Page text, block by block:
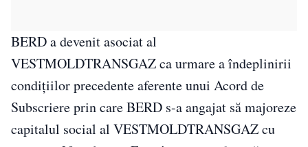
BERD a devenit asociat al
VESTMOLDTRANSGAZ ca urmare a îndeplinirii
condițiilor precedente aferente unui Acord de
Subscriere prin care BERD s-a angajat să majoreze
capitalul social al VESTMOLDTRANSGAZ cu